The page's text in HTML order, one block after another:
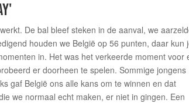
De bal bleef steken in de aanval, we
houden we België op 56 punten, daar kun
in. Het was het verkeerde moment voor
er doorheen te spelen. Sommige jongens
gaf België ons alle kans om te winnen en dat
we normaal echt maken, er niet in gingen. Een